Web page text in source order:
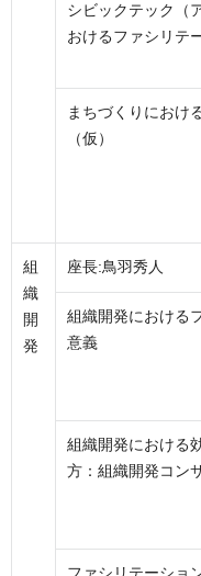
シビックテック（
おけるファシリテ
まちづくりにおけ
（仮）
組
織
開
発
座長:鳥羽秀人
組織開発における
意義
組織開発における
方：組織開発コン